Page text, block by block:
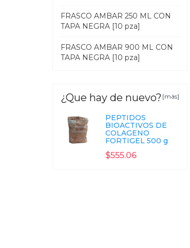
FRASCO AMBAR 250 ML CON
TAPA NEGRA [10 pza]
FRASCO AMBAR 900 ML CON
TAPA NEGRA [10 pza]
¿Que hay de nuevo? [más]
PEPTIDOS
BIOACTIVOS DE
COLAGENO
FORTIGEL 500 g
$555.06